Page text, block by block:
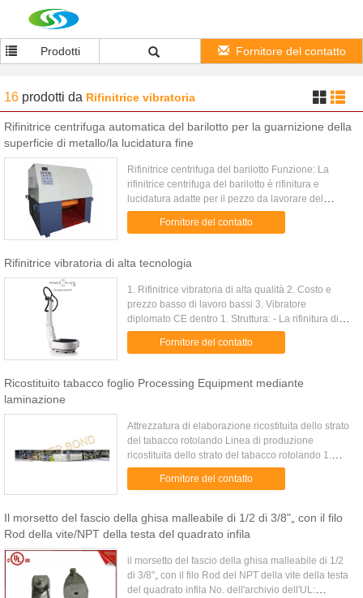
Prodotti Fornitore del contatto
16 prodotti da Rifinitrice vibratoria
Rifinitrice centrifuga automatica del barilotto per la guarnizione della
superficie di metallo/la lucidatura fine
Rifinitrice centrifuga del barilotto Funzione: La
rifinitrice centrifuga del barilotto è rifinitura e
lucidatura adatte per il pezzo da lavorare del
metalloide o del metallo compreso la sbavatura,
radiusing, ...Fornitore del contatto
Rifinitrice vibratoria di alta tecnologia
1. Rifinitrice vibratoria di alta qualità 2. Costo e
prezzo basso di lavoro bassi 3. Vibratore
diplomato CE dentro 1. Struttura: - La rifinitura di
Vibraotry macchina-è composta di vibratore
inerziale, di nave, ...
Fornitore del contatto
Ricostituito tabacco foglio Processing Equipment mediante
laminazione
Attrezzatura di elaborazione ricostituita dello strato
del tabacco rotolando Linea di produzione
ricostituita dello strato del tabacco rotolando 1.
Dichiarazione generale La linea di produzione
ricostituita ...Fornitore del contatto
Il morsetto del fascio della ghisa malleabile di 1/2 di 3/8"„ con il filo
Rod della vite/NPT della testa del quadrato infila
il morsetto del fascio della ghisa malleabile di 1/2
di 3/8"„ con il filo Rod del NPT della vite della testa
del quadrato infila No. dell'archivio dell'UL: